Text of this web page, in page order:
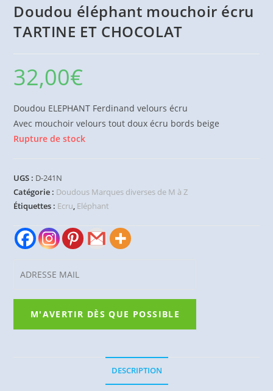
Doudou éléphant mouchoir écru
TARTINE ET CHOCOLAT
32,00€
Doudou ELEPHANT Ferdinand velours écru
Avec mouchoir velours tout doux écru bords beige
Rupture de stock
UGS : D-241N
Catégorie : Doudous Marques diverses de M à Z
Étiquettes : Ecru, Eléphant
DESCRIPTION